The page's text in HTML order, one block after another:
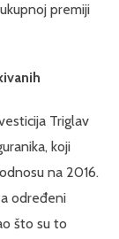
premiji
Triglav
koji
na 2016.
određeni
što su to